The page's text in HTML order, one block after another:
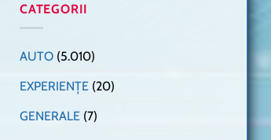
CATEGORII
AUTO (5.010)
EXPERIENȚE (20)
GENERALE (7)